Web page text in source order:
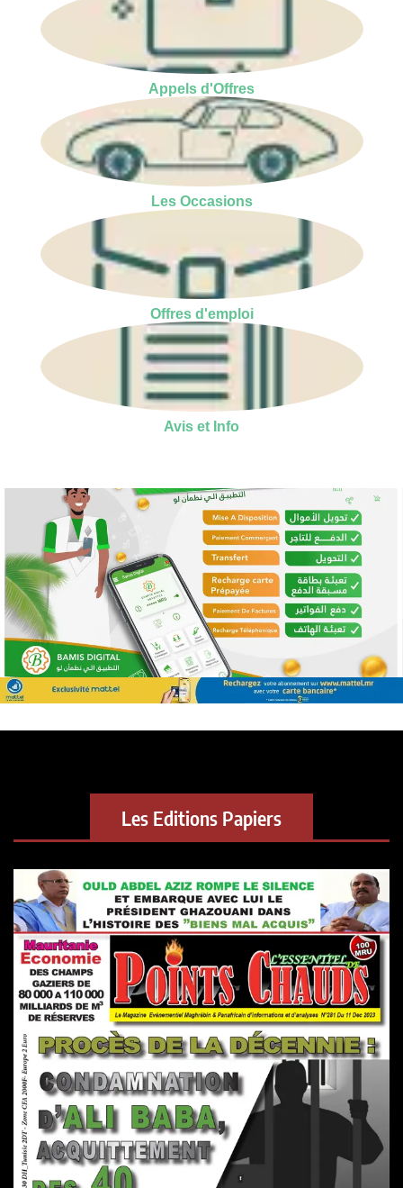
Appels d'Offres
Les Occasions
Offres d'emploi
Avis et Info
Les Editions Papiers